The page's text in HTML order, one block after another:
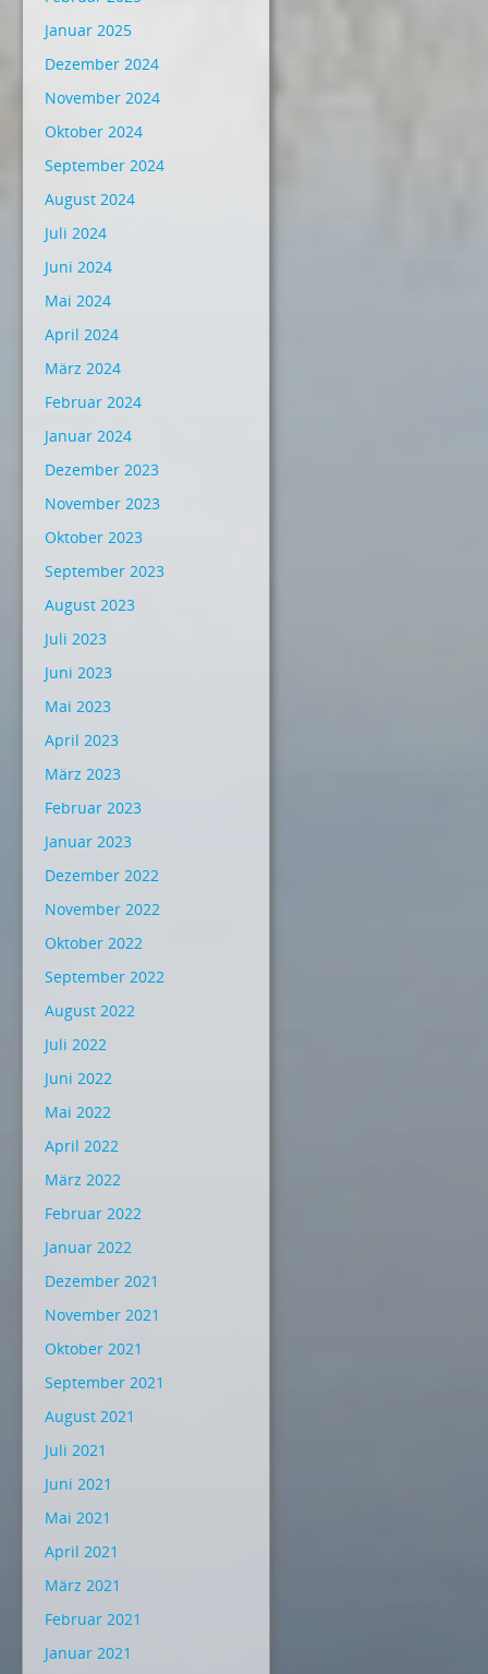
Januar 2025
Dezember 2024
November 2024
Oktober 2024
September 2024
August 2024
Juli 2024
Juni 2024
Mai 2024
April 2024
März 2024
Februar 2024
Januar 2024
Dezember 2023
November 2023
Oktober 2023
September 2023
August 2023
Juli 2023
Juni 2023
Mai 2023
April 2023
März 2023
Februar 2023
Januar 2023
Dezember 2022
November 2022
Oktober 2022
September 2022
August 2022
Juli 2022
Juni 2022
Mai 2022
April 2022
März 2022
Februar 2022
Januar 2022
Dezember 2021
November 2021
Oktober 2021
September 2021
August 2021
Juli 2021
Juni 2021
Mai 2021
April 2021
März 2021
Februar 2021
Januar 2021